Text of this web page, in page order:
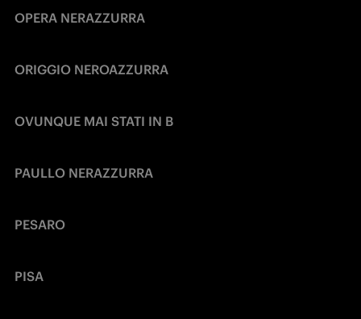
OPERA NERAZZURRA
ORIGGIO NEROAZZURRA
OVUNQUE MAI STATI IN B
PAULLO NERAZZURRA
PESARO
PISA